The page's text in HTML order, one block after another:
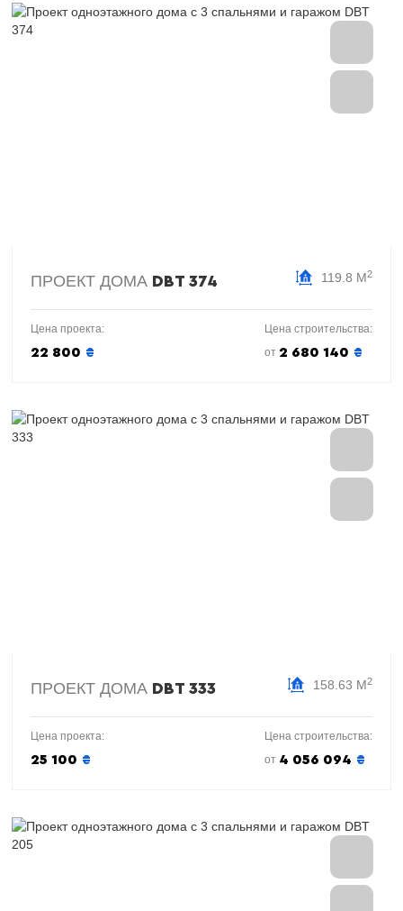
ПРОЕКТ ДОМА DBT 374 119.8 М2
Цена проекта:
22 800 ₴
Цена строительства:
от 2 680 140 ₴
ПРОЕКТ ДОМА DBT 333 158.63 М2
Цена проекта:
25 100 ₴
Цена строительства:
от 4 056 094 ₴